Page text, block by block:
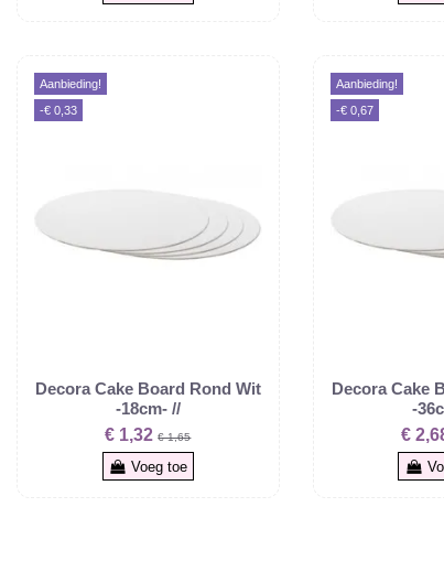
Aanbieding!
-€ 0,33
Decora Cake Board Rond Wit
-18cm- //
€ 1,32€ 1,65
Voeg toe
Aanbieding!
-€ 0,67
Decora Cake
-
€